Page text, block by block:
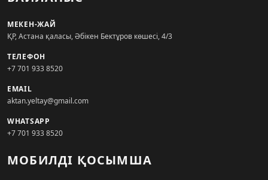
МЕКЕН-ЖАЙ
ҚР, Астана қаласы, Әбікен Бектұров көшесі, 4/3
ТЕЛЕФОН
+7 701 933 8520
EMAIL
aktan.yeltay@gmail.com
WHATSAPP
+7 701 933 8520
МОБИЛДІ ҚОСЫМША